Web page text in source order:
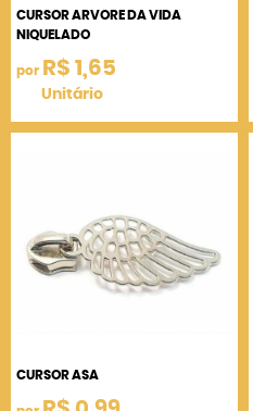
CURSOR ARVORE DA VIDA
NIQUELADO
por R$ 1,65
Unitário
CURSOR ASA